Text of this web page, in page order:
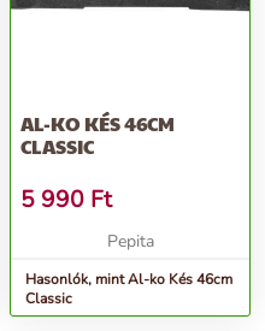
AL-KO KÉS 46CM
CLASSIC
5 990 Ft
Pepita
Hasonlók, mint Al-ko Kés 46cm
Classic